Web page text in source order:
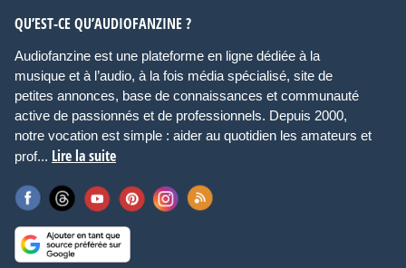
QU’EST-CE QU’AUDIOFANZINE ?
Audiofanzine est une plateforme en ligne dédiée à la
musique et à l’audio, à la fois média spécialisé, site de
petites annonces, base de connaissances et communauté
active de passionnés et de professionnels. Depuis 2000,
notre vocation est simple : aider au quotidien les amateurs et
prof... Lire la suite